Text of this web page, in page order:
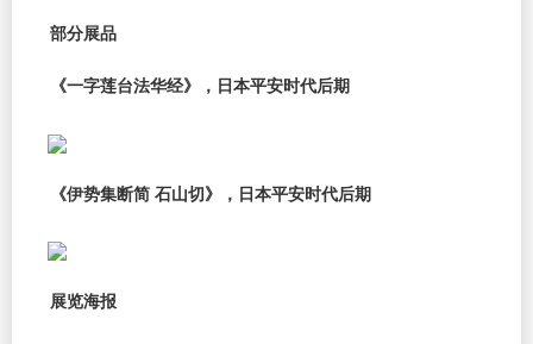
部分展品
《一字莲台法华经》，日本平安时代后期
《伊势集断简 石山切》，日本平安时代后期
展览海报